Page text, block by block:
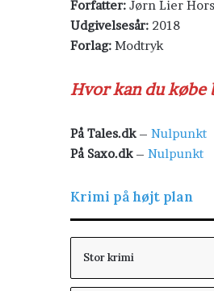
Forfatter: Jørn Lier
Udgivelsesår: 2018
Forlag: Modtryk
Hvor kan du købe
På Tales.dk– Nulpunkt
På Saxo.dk– Nulpunkt
Krimi på højt plan
Stor krimi